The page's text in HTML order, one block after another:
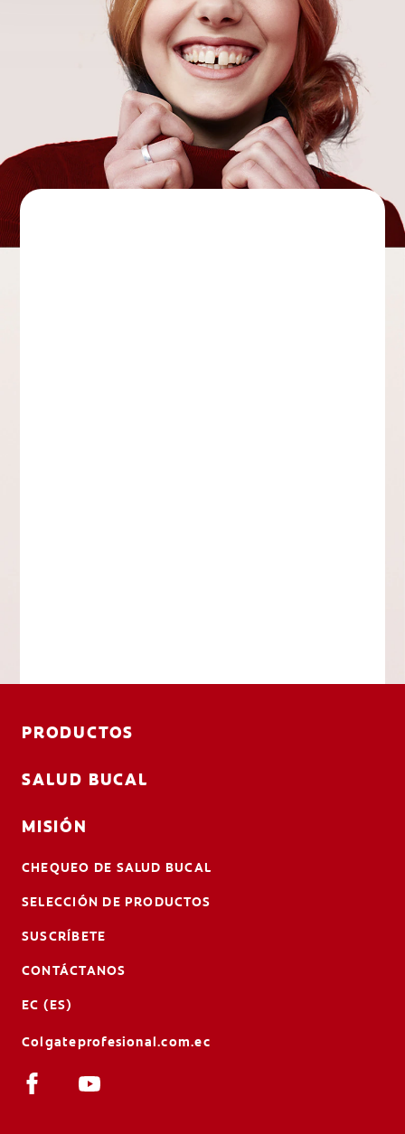
PRODUCTOS
SALUD BUCAL
MISIÓN
CHEQUEO DE SALUD BUCAL
SELECCIÓN DE PRODUCTOS
SUSCRÍBETE
CONTÁCTANOS
EC (ES)
Colgateprofesional.com.ec